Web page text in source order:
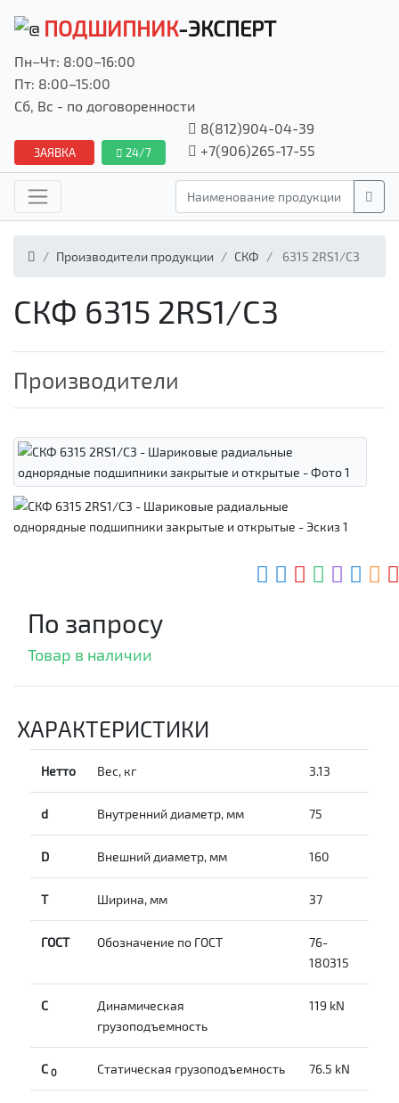
ПОДШИПНИК-ЭКСПЕРТ
Пн–Чт: 8:00–16:00
Пт: 8:00–15:00
Сб, Вс - по договоренности
ЗАЯВКА 24/7
8(812)904-04-39
+7(906)265-17-55
Производители продукции СКФ 6315 2RS1/C3
СКФ 6315 2RS1/C3
Производители
По запросу
Товар в наличии
ХАРАКТЕРИСТИКИ
Нетто Вес, кг 3.13
d Внутренний диаметр, мм 75
D Внешний диаметр, мм 160
T Ширина, мм 37
ГОСТ Обозначение по ГОСТ
76-
180315
C
Динамическая
грузоподъемность
119 kN
С 0 Статическая грузоподъемность 76.5 kN